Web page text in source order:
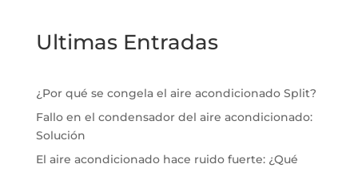
Ultimas Entradas
¿Por qué se congela el aire acondicionado Split?
Fallo en el condensador del aire acondicionado:
Solución
El aire acondicionado hace ruido fuerte: ¿Qué